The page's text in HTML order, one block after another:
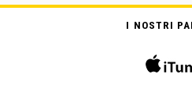
I NOSTRI